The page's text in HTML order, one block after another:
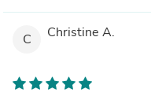
C Christine A.